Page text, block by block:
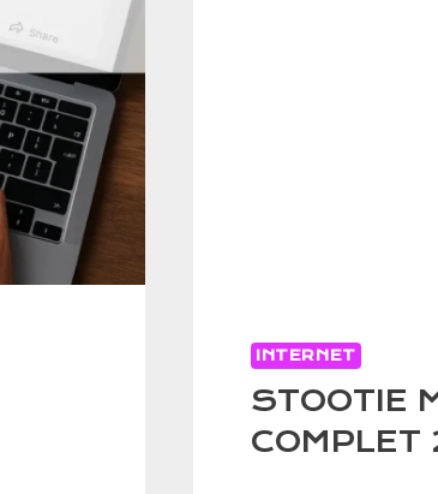
INTERNET
STOOTIE